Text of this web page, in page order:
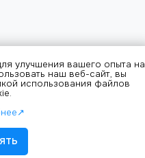
улучшения вашего опыта на
наш веб-сайт, вы
использования файлов